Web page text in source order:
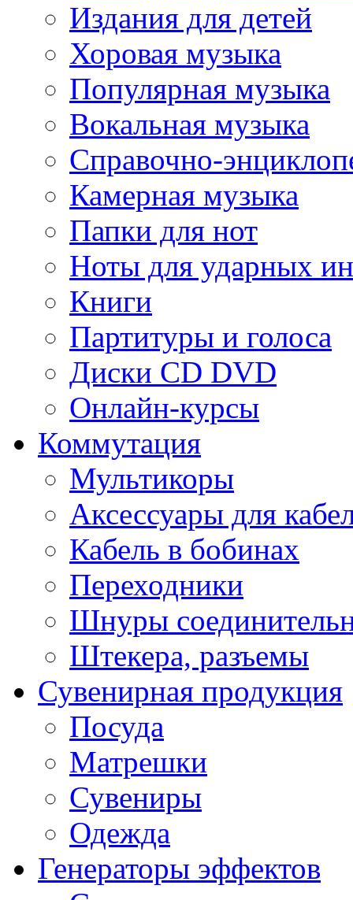
Издания для детей
Хоровая музыка
Популярная музыка
Вокальная музыка
Справочно-
Камерная музыка
Папки для нот
Ноты для ударных
Книги
Партитуры и голоса
Диски CD DVD
Онлайн-курсы
Коммутация
Мультикоры
Аксессуары для
Кабель в бобинах
Переходники
Шнуры
Штекера, разъемы
Сувенирная продукция
Посуда
Матрешки
Сувениры
Одежда
Генераторы эффектов